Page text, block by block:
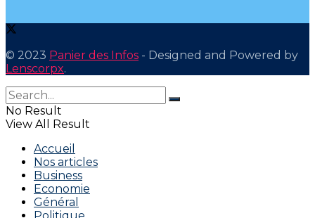
© 2023 Panier des Infos - Designed and Powered by
Lenscorpx.
No Result
View All Result
Accueil
Nos articles
Business
Economie
Général